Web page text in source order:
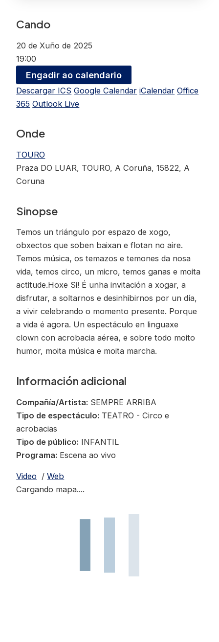
Cando
20 de Xuño de 2025
19:00
Engadir ao calendario
Descargar ICS Google Calendar iCalendar Office
365 Outlook Live
Onde
TOURO
Praza DO LUAR, TOURO, A Coruña, 15822, A
Coruna
Sinopse
Temos un triángulo por espazo de xogo,
obxectos que soben baixan e flotan no aire.
Temos música, os temazos e temones da nosa
vida, temos circo, un micro, temos ganas e moita
actitude.Hoxe Si! É unha invitación a xogar, a
disfrutar, a soltarnos e desinhibirnos por un día,
a vivir celebrando o momento presente. Porque
a vida é agora. Un espectáculo en linguaxe
clown con acrobacia aérea, e sobre todo moito
humor, moita música e moita marcha.
Información adicional
Compañía/Artista: SEMPRE ARRIBA
Tipo de espectáculo: TEATRO - Circo e
acrobacias
Tipo de público: INFANTIL
Programa: Escena ao vivo
Video /Web
Cargando mapa....